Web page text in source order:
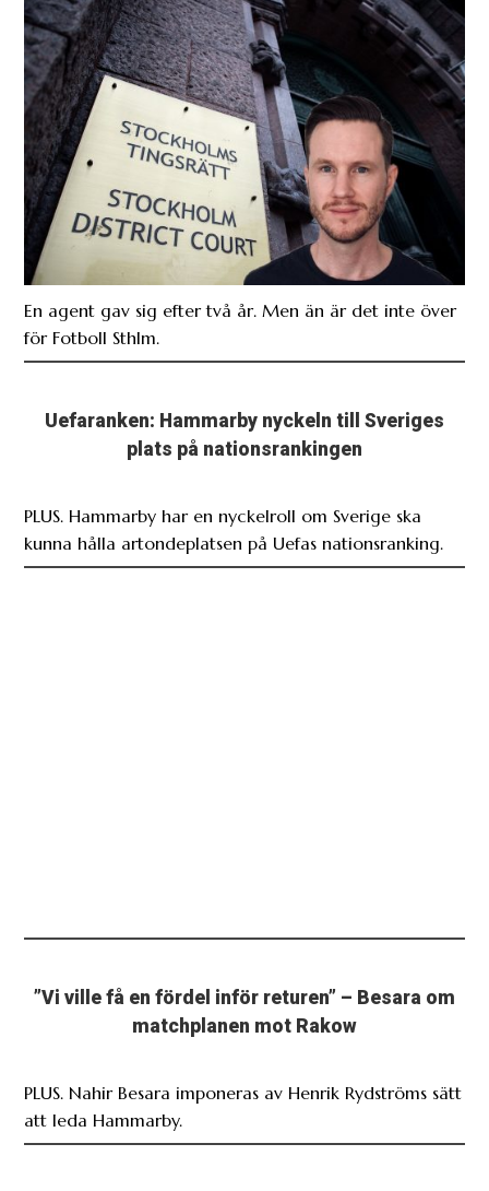
En agent gav sig efter två år. Men än är det inte över
för Fotboll Sthlm.
Uefaranken: Hammarby nyckeln till Sveriges
plats på nationsrankingen
PLUS. Hammarby har en nyckelroll om Sverige ska
kunna hålla artondeplatsen på Uefas nationsranking.
”Vi ville få en fördel inför returen” – Besara om
matchplanen mot Rakow
PLUS. Nahir Besara imponeras av Henrik Rydströms sätt
att leda Hammarby.